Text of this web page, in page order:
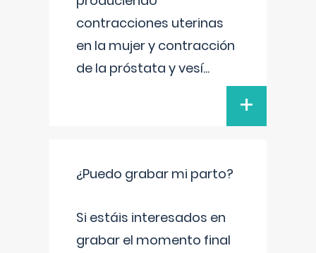
contracciones uterinas
en la mujer y contracción
de la próstata y vesí...
+
¿Puedo grabar mi parto?
Si estáis interesados en
grabar el momento final